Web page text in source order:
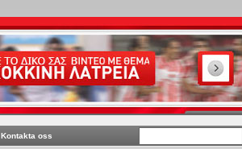
Kontakta oss